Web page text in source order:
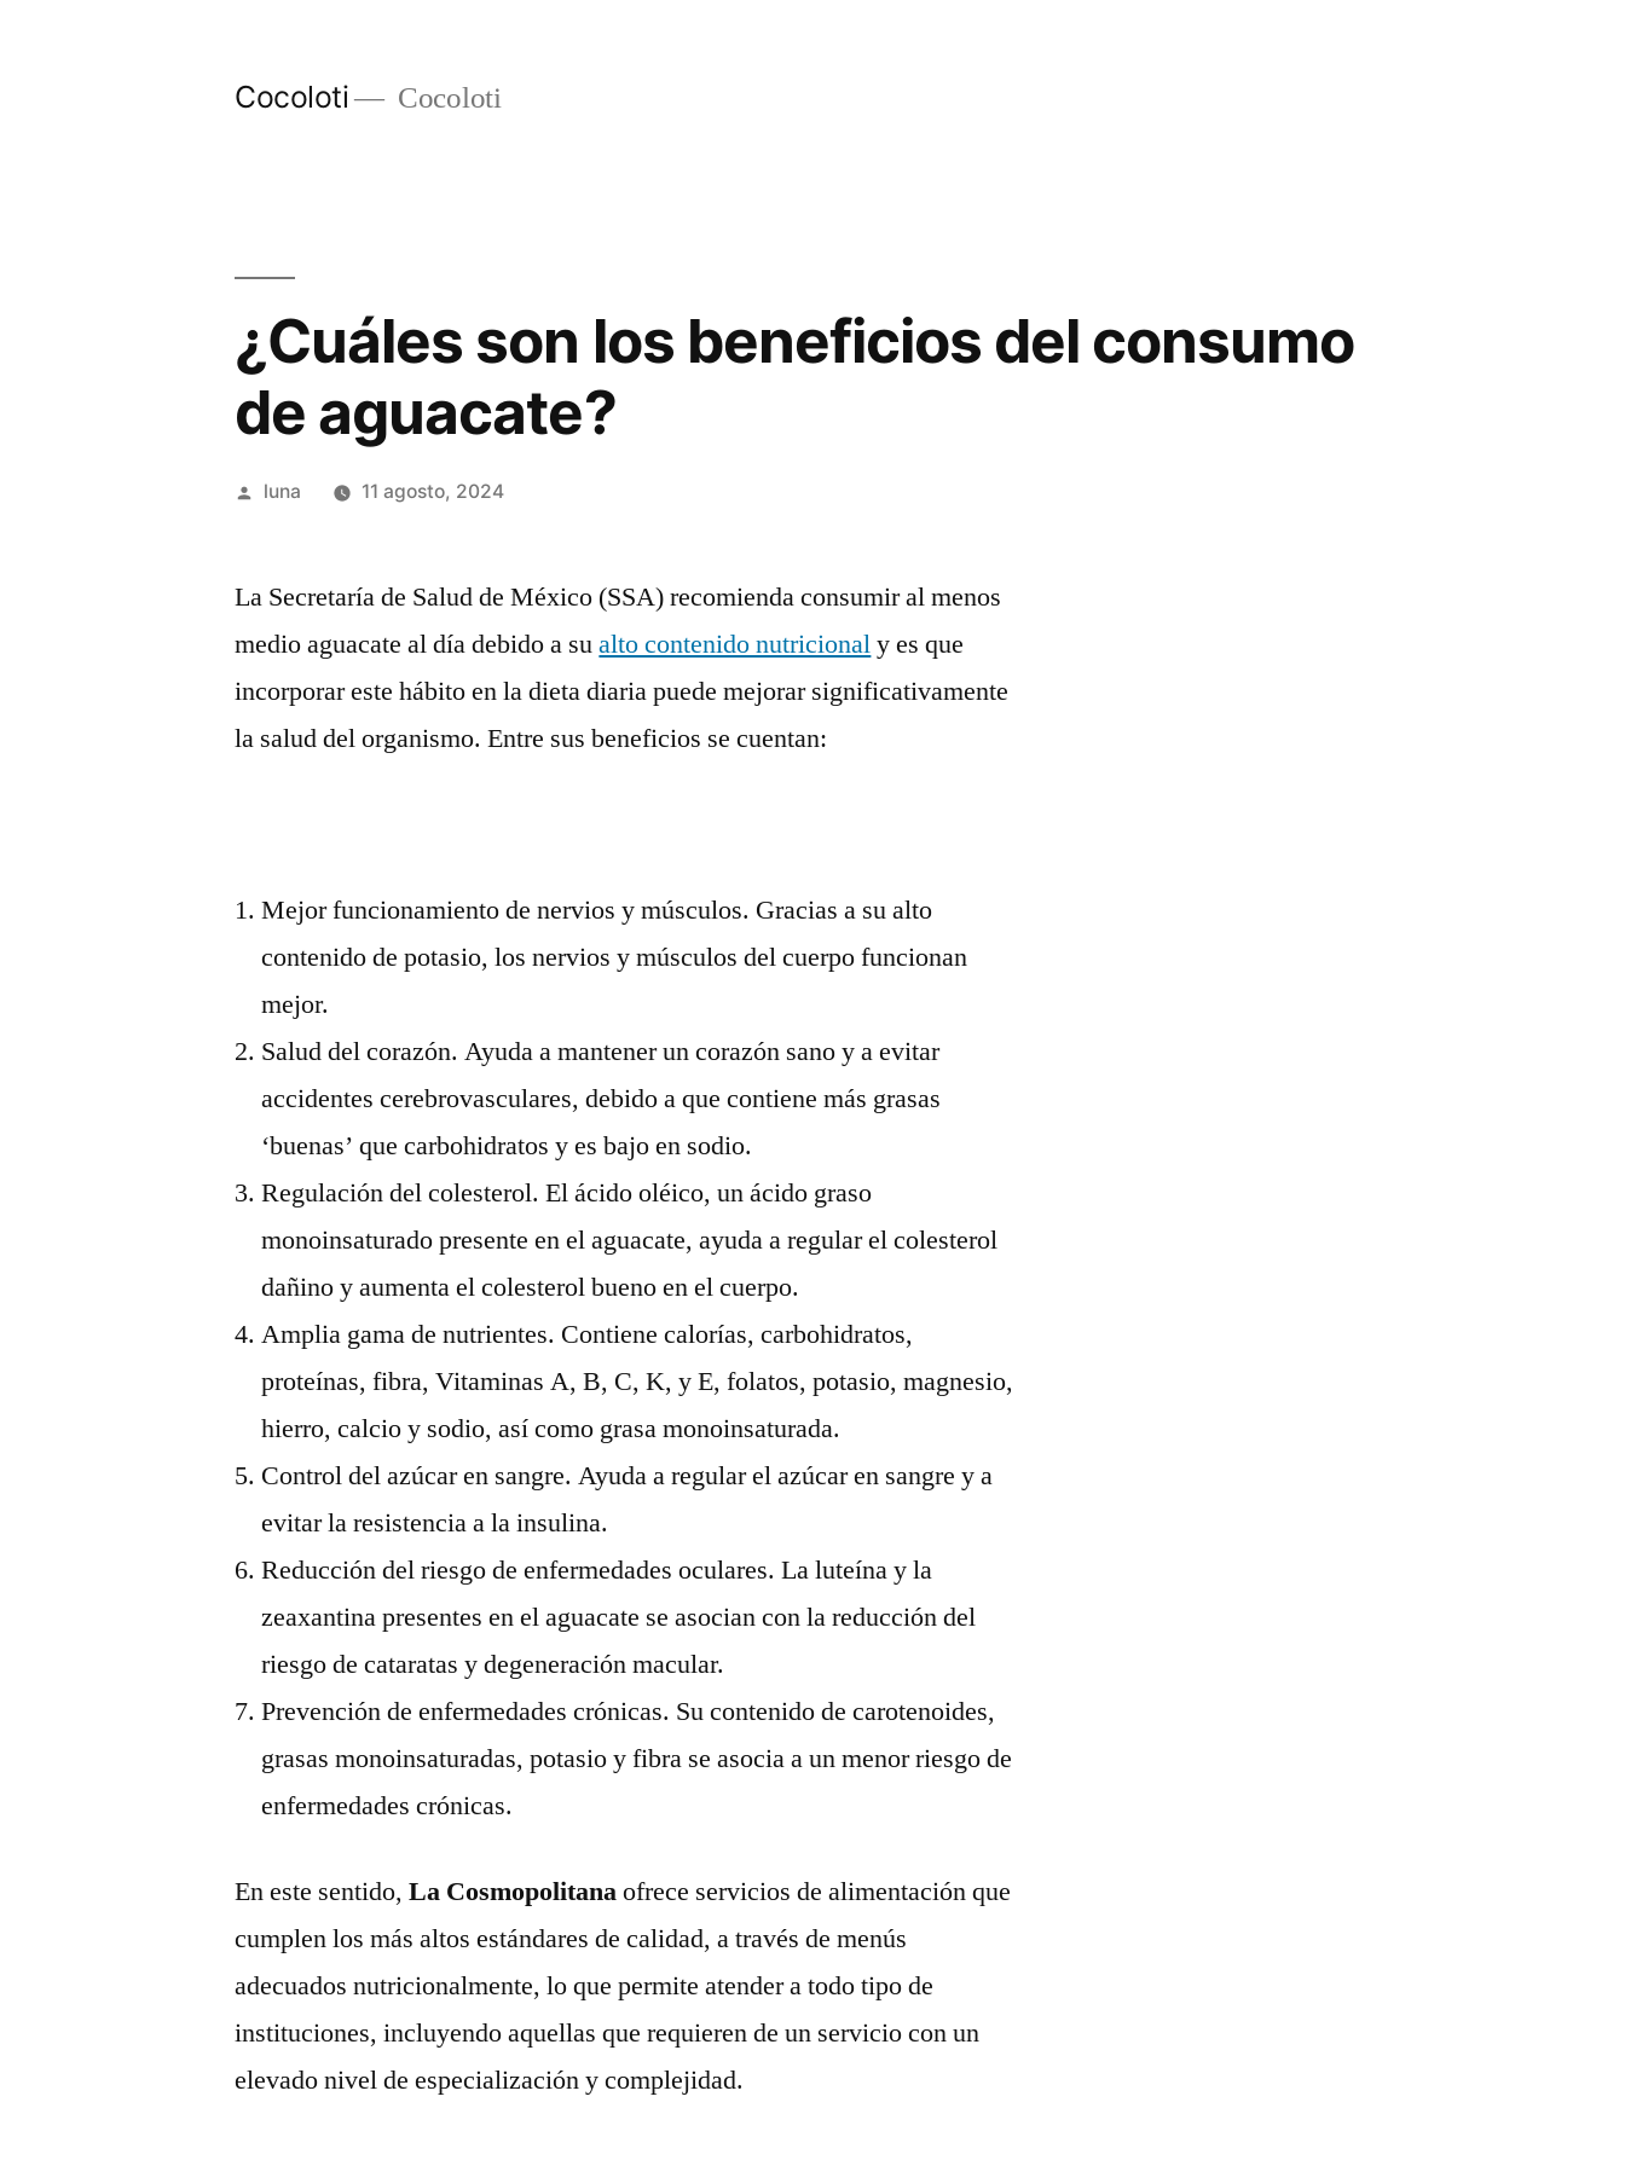
Cocoloti Cocoloti
¿Cuáles son los beneficios del consumo
de aguacate?
Publicado
luna 11 agosto, 2024
La Secretaría de Salud de México (SSA) recomienda consumir al menos
medio aguacate al día debido a sualto contenido nutricionaly es que
incorporar este hábito en la dieta diaria puede mejorar significativamente
la salud del organismo. Entre sus beneficios se cuentan:
Mejor funcionamiento de nervios y músculos. Gracias a su alto
contenido de potasio, los nervios y músculos del cuerpo funcionan
mejor.
Salud del corazón. Ayuda a mantener un corazón sano y a evitar
accidentes cerebrovasculares, debido a que contiene más grasas
‘buenas’ que carbohidratos y es bajo en sodio.
Regulación del colesterol. El ácido oléico, un ácido graso
monoinsaturado presente en el aguacate, ayuda a regular el colesterol
dañino y aumenta el colesterol bueno en el cuerpo.
Amplia gama de nutrientes. Contiene calorías, carbohidratos,
proteínas, fibra, Vitaminas A, B, C, K, y E, folatos, potasio, magnesio,
hierro, calcio y sodio, así como grasa monoinsaturada.
Control del azúcar en sangre. Ayuda a regular el azúcar en sangre y a
evitar la resistencia a la insulina.
Reducción del riesgo de enfermedades oculares. La luteína y la
zeaxantina presentes en el aguacate se asocian con la reducción del
riesgo de cataratas y degeneración macular.
Prevención de enfermedades crónicas. Su contenido de carotenoides,
grasas monoinsaturadas, potasio y fibra se asocia a un menor riesgo de
enfermedades crónicas.
En este sentido,La Cosmopolitanaofrece servicios de alimentación que
cumplen los más altos estándares de calidad, a través de menús
adecuados nutricionalmente, lo que permite atender a todo tipo de
instituciones, incluyendo aquellas que requieren de un servicio con un
elevado nivel de especialización y complejidad.